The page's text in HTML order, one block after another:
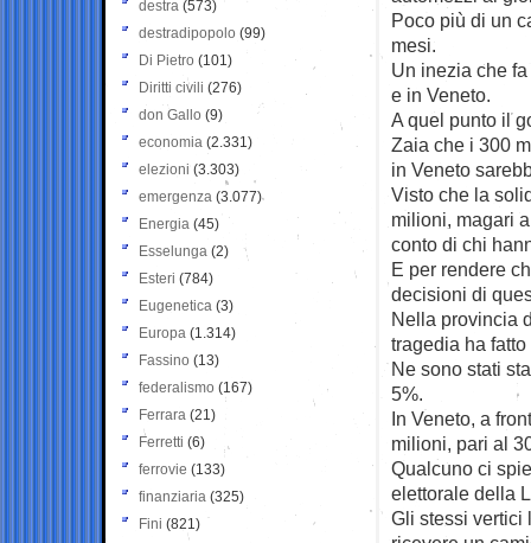
Poco più di un
mesi.
Un inezia che
e in Veneto.
A quel punto il
Zaia che i 300
in Veneto
Visto che la
milioni, magari
conto di chi
E per rendere
decisioni di
Nella provincia
tragedia ha
Ne sono stati
5%.
In Veneto, a
milioni, pari al
Qualcuno ci
elettorale della
Gli stessi vertici
destra (573)
destradipopolo (99)
Di Pietro (101)
Diritti civili (276)
don Gallo (9)
economia (2.331)
elezioni (3.303)
emergenza (3.077)
Energia (45)
Esselunga (2)
Esteri (784)
Eugenetica (3)
Europa (1.314)
Fassino (13)
federalismo (167)
Ferrara (21)
Ferretti (6)
ferrovie (133)
finanziaria (325)
Fini (821)